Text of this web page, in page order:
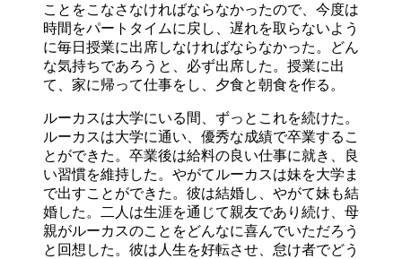
ことをこなさなければならなかったので、今度は
時間をパートタイムに戻し、遅れを取らないよう
に毎日授業に出席しなければならなかった。どん
な気持ちであろうと、必ず出席した。授業に出
て、家に帰って仕事をし、夕食と朝食を作る。
ルーカスは大学にいる間、ずっとこれを続けた。
ルーカスは大学に通い、優秀な成績で卒業するこ
とができた。卒業後は給料の良い仕事に就き、良
い習慣を維持した。やがてルーカスは妹を大学ま
で出すことができた。彼は結婚し、やがて妹も結
婚した。二人は生涯を通じて親友であり続け、母
親がルーカスのことをどんなに喜んでいただろう
と回想した。彼は人生を好転させ、怠け者でどう